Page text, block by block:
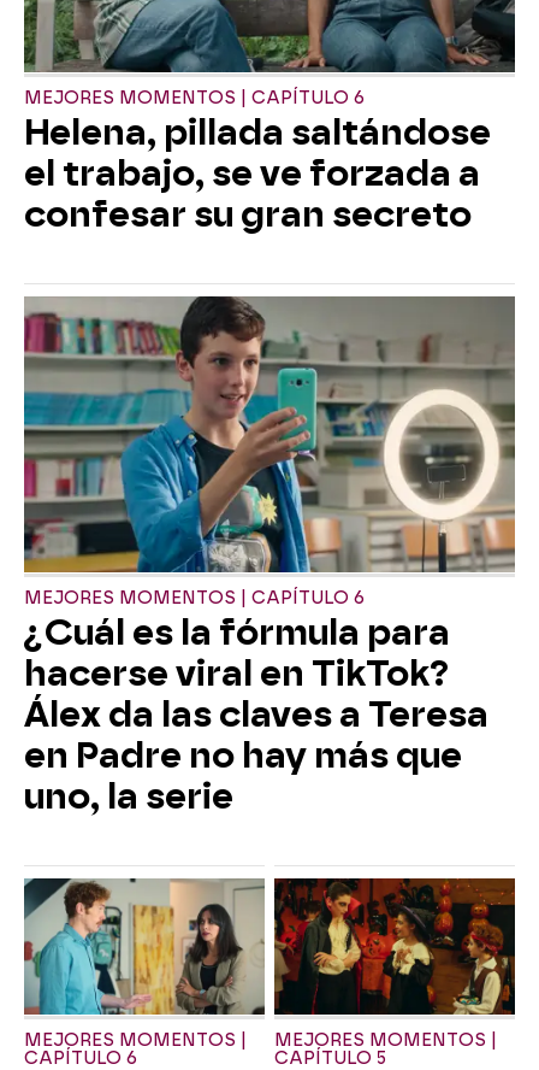
MEJORES MOMENTOS | CAPÍTULO 6
Helena, pillada saltándose
el trabajo, se ve forzada a
confesar su gran secreto
MEJORES MOMENTOS | CAPÍTULO 6
¿Cuál es la fórmula para
hacerse viral en TikTok?
Álex da las claves a Teresa
en Padre no hay más que
uno, la serie
MEJORES MOMENTOS |
CAPÍTULO 6
MEJORES MOMENTOS |
CAPÍTULO 5